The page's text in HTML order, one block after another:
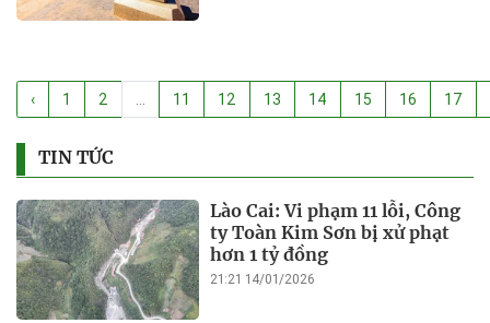
‹ 1 2 11 12 13 14 15 16 17
TIN TỨC
Lào Cai: Vi phạm 11 lỗi, Công
ty Toàn Kim Sơn bị xử phạt
hơn 1 tỷ đồng
21:21 14/01/2026